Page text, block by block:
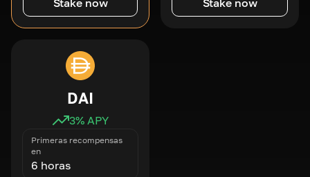
DAI
3% APY
Primeras recompensas
en
6 horas